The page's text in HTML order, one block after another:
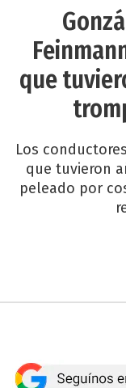
que
Los
que tuvieron
peleado por